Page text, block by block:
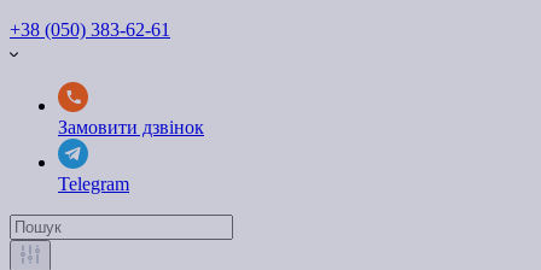
+38 (050) 383-62-61
Замовити дзвінок
Telegram